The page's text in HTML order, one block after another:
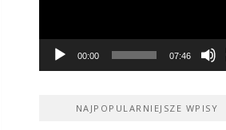
00:00 07:46
NAJPOPULARNIEJSZE WPISY